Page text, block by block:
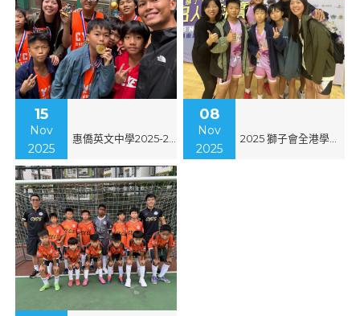
15
Nov
2025
惠僑英文中學2025-2026友好小學「三人籃球邀請賽」冠軍
08
Nov
2025
2025 獅子會全港學生三人籃球賽